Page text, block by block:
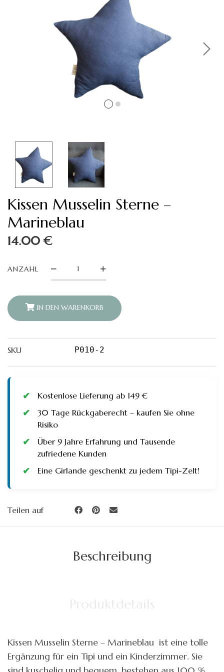
Kissen Musselin Sterne –
Marineblau
14.00€
ANZAHL
Sterne
quantity
IN DEN WARENKORB
SKU P010-2
Kostenlose Lieferung ab 149 €
30 Tage Rückgaberecht – kaufen Sie ohne
Risiko
Über 9 Jahre Erfahrung und Tausende
zufriedene Kunden
Eine Girlande geschenkt zu jedem Tipi-Zelt!
Teilen auf
Beschreibung
Kissen Musselin Sterne – Marineblau ist eine tolle
Ergänzung für ein Tipi und ein Kinderzimmer. Sie